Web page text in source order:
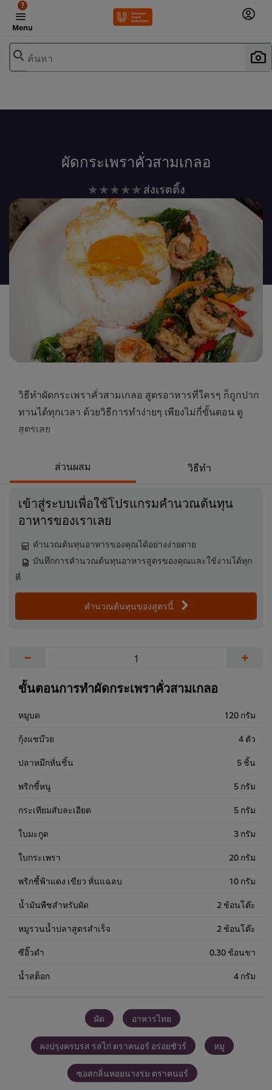
Menu
?
ค้นหา
ผัดกระเพราคั่วสามเกลอ
ไม่มี
การ
ให้
คะแนน
สำหรับ
recipe
นี้
ส่งเรตติ้ง
วิธีทำผัดกระเพราคั่วสามเกลอ สูตรอาหารที่ใครๆ ก็ถูกปาก
ทานได้ทุกเวลา ด้วยวิธีการทำง่ายๆ เพียงไม่กี่ขั้นตอน ดู
สูตรเลย
ส่วนผสม วิธีทำ
เข้าสู่ระบบเพื่อใช้โปรแกรมคำนวณต้นทุน
อาหารของเราเลย
คำนวณต้นทุนอาหารของคุณได้อย่างง่ายดาย
บันทึกการคำนวณต้นทุนอาหารสูตรของคุณและใช้งานได้ทุก
ที่
คำนวณต้นทุนของสูตรนี้
− +
ขั้นตอนการทำผัดกระเพราคั่วสามเกลอ
หมูบด 120 กรัม
กุ้งแชบ๊วย 4 ตัว
ปลาหมึกหั่นชิ้น 5 ชิ้น
พริกขี้หนู 5 กรัม
กระเทียมสับละเอียด 5 กรัม
ใบมะกูด 3 กรัม
ใบกระเพรา 20 กรัม
พริกชี้ฟ้าแดง เขียว หั่นแฉลบ 10 กรัม
น้ำมันพืชสำหรับผัด 2 ช้อนโต๊ะ
หมูรวนน้ำปลาสูตรสำเร็จ 2 ช้อนโต๊ะ
ซีอิ๊วดำ 0.30 ช้อนชา
น้ำสต็อก 4 กรัม
ผัด อาหารไทย
ผงปรุงครบรส รสไก่ ตราคนอร์ อร่อยชัวร์ หมู
ซอสกลิ่นหอยนางรม ตราคนอร์